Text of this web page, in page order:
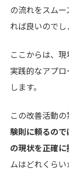
の流れをスム
れば良いのでし
ここからは、
実践的なアプ
します。
この改善活動
験則に頼るの
の現状を正確
ムはどれくらい